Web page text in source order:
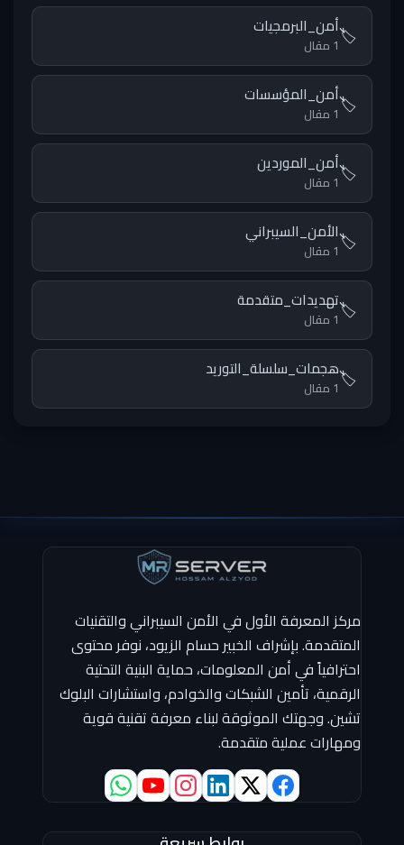
🏷️أمن_البرمجيات
1 مقال
🏷️أمن_المؤسسات
1 مقال
🏷️أمن_الموردين
1 مقال
🏷️الأمن_السيبراني
1 مقال
🏷️تهديدات_متقدمة
1 مقال
🏷️هجمات_سلسلة_التوريد
1 مقال
مركز المعرفة الأول في الأمن السيبراني والتقنيات
المتقدمة. بإشراف الخبير حسام الزيود، نوفر محتوى
احترافياً في أمن المعلومات، حماية البنية التحتية
الرقمية، تأمين الشبكات والخوادم، واستشارات البلوك
تشين. وجهتك الموثوقة لبناء معرفة تقنية قوية
ومهارات عملية متقدمة.